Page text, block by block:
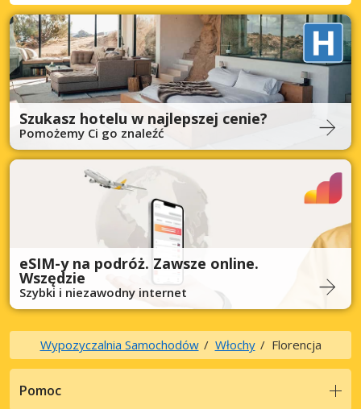
Szukasz hotelu w najlepszej cenie?
Pomożemy Ci go znaleźć
eSIM-y na podróż. Zawsze online.
Wszędzie
Szybki i niezawodny internet
Wypozyczalnia Samochodów Włochy Florencja
Pomoc